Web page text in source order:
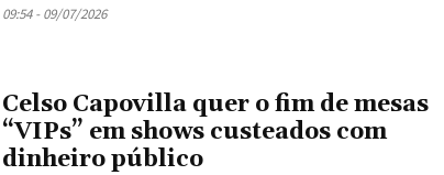
09:54 - 09/07/2026
Celso Capovilla quer o fim de mesas
“VIPs” em shows custeados com
dinheiro público